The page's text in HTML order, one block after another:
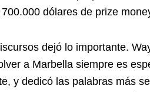
dólares de prize
dejó lo importante.
a Marbella siempre es
y dedicó las palabras más